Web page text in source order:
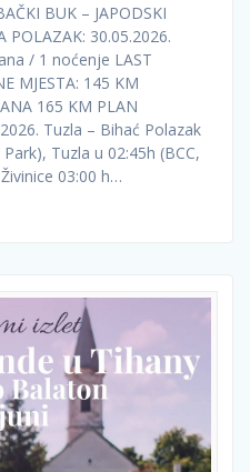
BUK – JAPODSKI
POLAZAK: 30.05.2026.
/ 1 noćenje LAST
MJESTA: 145 KM
165 KM PLAN
Tuzla – Bihać Polazak
Tuzla u 02:45h (BCC,
03:00 h…